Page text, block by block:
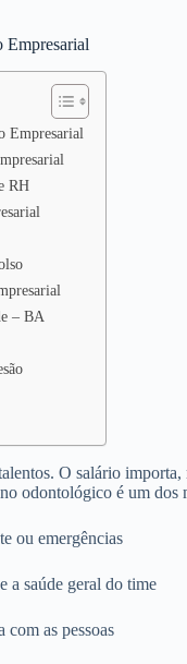
Empresarial
Empresarial
RH
– BA
O salário
odontológico é um dos
ou emergências
a saúde geral do time
com as pessoas